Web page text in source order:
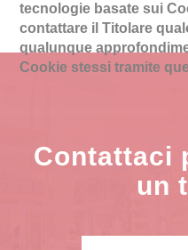
tecnologie basate sui
contattare il Titolare
qualunque
Cookie stessi tramite
Contattaci
un